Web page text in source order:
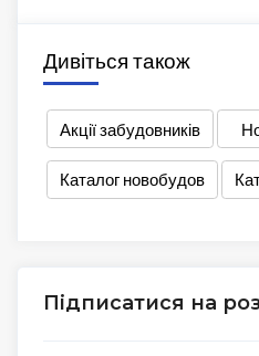
Дивіться також
Акції забудовників
Каталог новобудов
Підписатися на